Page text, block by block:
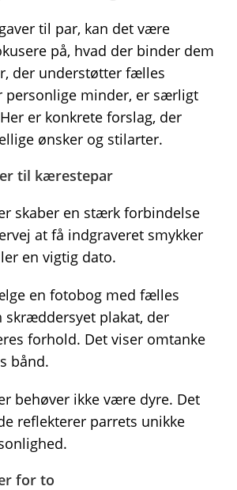
til par, kan det være
på, hvad der binder dem
der understøtter fælles
personlige minder, er særligt
er konkrete forslag, der
ønsker og stilarter.
til kærestepar
skaber en stærk forbindelse
at få indgraveret smykker
en vigtig dato.
en fotobog med fælles
skræddersyet plakat, der
forhold. Det viser omtanke
bånd.
behøver ikke være dyre. Det
reflekterer parrets unikke
for to